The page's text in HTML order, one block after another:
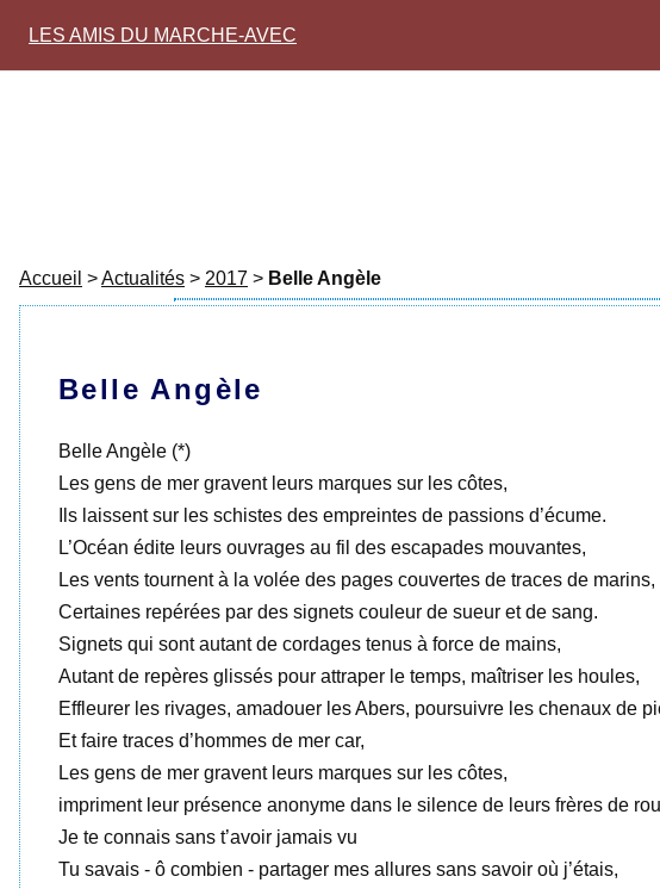
LES AMIS DU MARCHE-AVEC
Accueil >Actualités > 2017 > Belle Angèle
Belle Angèle
Belle Angèle (*)
Les gens de mer gravent leurs marques sur les côtes,
Ils laissent sur les schistes des empreintes de passions d’écume.
L’Océan édite leurs ouvrages au fil des escapades mouvantes,
Les vents tournent à la volée des pages couvertes de traces de marins,
Certaines repérées par des signets couleur de sueur et de sang.
Signets qui sont autant de cordages tenus à force de mains,
Autant de repères glissés pour attraper le temps, maîtriser les houles,
Effleurer les rivages, amadouer les Abers, poursuivre les chenaux de
Et faire traces d’hommes de mer car,
Les gens de mer gravent leurs marques sur les côtes,
impriment leur présence anonyme dans le silence de leurs frères de
Je te connais sans t’avoir jamais vu
Tu savais - ô combien - partager mes allures sans savoir où j’étais,